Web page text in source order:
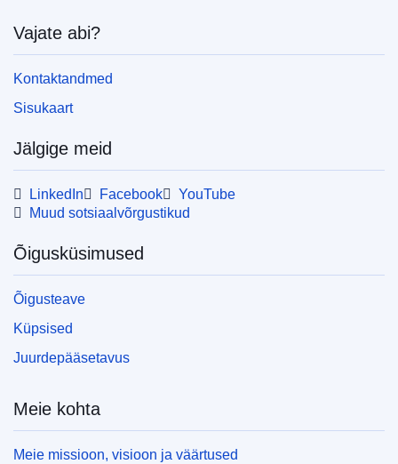
IMMC : C(2025)1189/3890628
Vajate abi?
Kontaktandmed
Sisukaart
Jälgige meid
LinkedIn Facebook
YouTube
Muud sotsiaalvõrgustikud
Õigusküsimused
Õigusteave
Küpsised
Juurdepääsetavus
Meie kohta
Meie missioon, visioon ja väärtused